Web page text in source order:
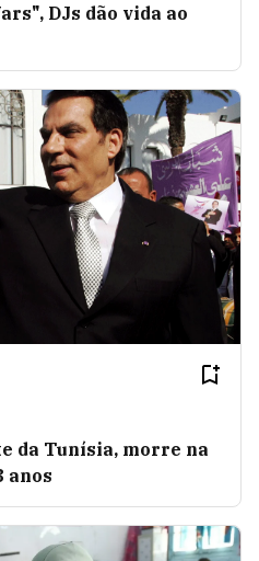
DJs dão vida ao
da Tunísia, morre na
anos